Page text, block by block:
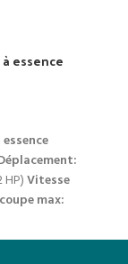
essence
HP)Vitesse
max:
Capacité
choix